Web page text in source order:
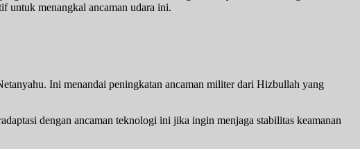
untuk menangkal ancaman udara ini.
Ini menandai peningkatan ancaman militer dari Hizbullah yang
dengan ancaman teknologi ini jika ingin menjaga stabilitas keamanan